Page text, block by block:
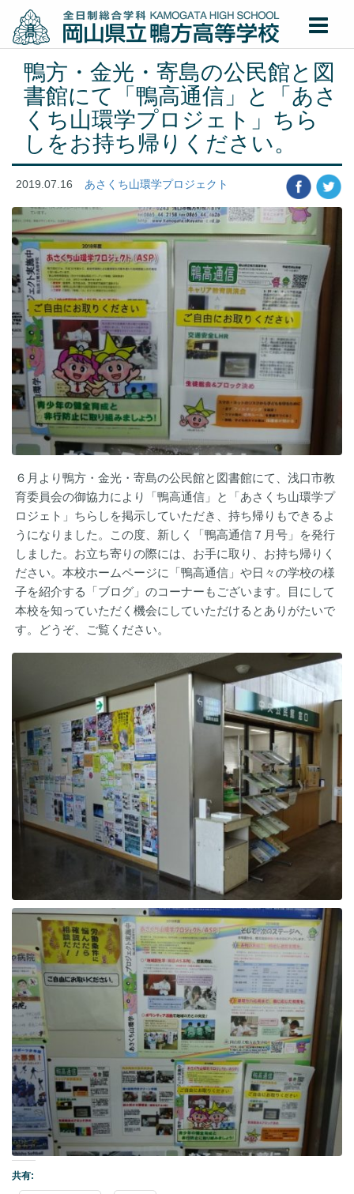
鴨方・金光・寄島の公民館と図
書館にて「鴨高通信」と「あさ
くち山環学プロジェト」ちら
しをお持ち帰りください。
2019.07.16 あさくち山環学プロジェクト
６月より鴨方・金光・寄島の公民館と図書館にて、浅口市教
育委員会の御協力により「鴨高通信」と「あさくち山環学プ
ロジェト」ちらしを掲示していただき、持ち帰りもできるよ
うになりました。この度、新しく「鴨高通信７月号」を発行
しました。お立ち寄りの際には、お手に取り、お持ち帰りく
ださい。本校ホームページに「鴨高通信」や日々の学校の様
子を紹介する「ブログ」のコーナーもございます。目にして
本校を知っていただく機会にしていただけるとありがたいで
す。どうぞ、ご覧ください。
共有: